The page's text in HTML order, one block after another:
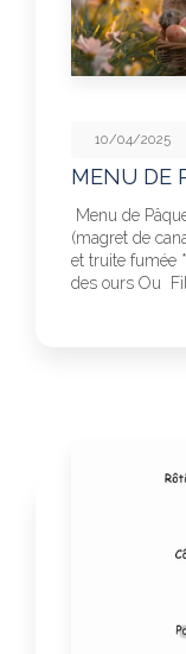
10/04/2025
MENU DE
Menu de
(magret de
et truite fumée
des ours Ou